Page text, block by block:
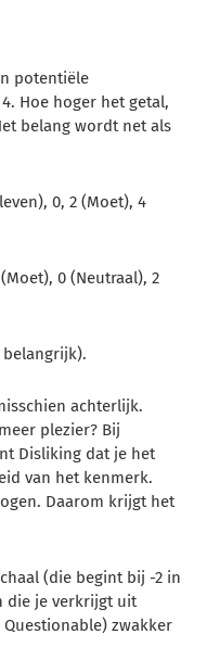
potentiële
Hoe hoger het getal,
belang wordt net als
0, 2 (Moet), 4
0 (Neutraal), 2
belangrijk).
achterlijk.
plezier? Bij
Disliking dat je het
van het kenmerk.
Daarom krijgt het
(die begint bij -2 in
die je verkrijgt uit
zwakker